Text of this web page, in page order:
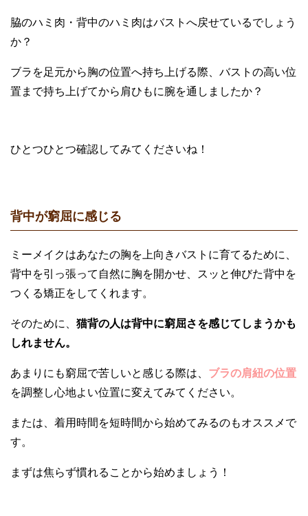
脇のハミ肉・背中のハミ肉はバストへ戻せているでしょう
か？
ブラを足元から胸の位置へ持ち上げる際、バストの高い位
置まで持ち上げてから肩ひもに腕を通しましたか？
ひとつひとつ確認してみてくださいね！
背中が窮屈に感じる
ミーメイクはあなたの胸を上向きバストに育てるために、
背中を引っ張って自然に胸を開かせ、スッと伸びた背中を
つくる矯正をしてくれます。
そのために、 猫背の人は背中に窮屈さを感じてしまうかも
しれません。
あまりにも窮屈で苦しいと感じる際は、 ブラの肩紐の位置
を調整し心地よい位置に変えてみてください。
または、着用時間を短時間から始めてみるのもオススメで
す。
まずは焦らず慣れることから始めましょう！